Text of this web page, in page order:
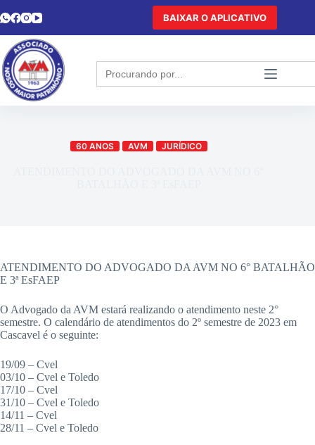
BAIXAR O APLICATIVO
Search
for:
60 ANOS AVM JURÍDICO
ATENDIMENTO DO ADVOGADO DA AVM NO 6° BATALHÃO
E 3ª EsFAEP
O Advogado da AVM estará realizando o atendimento neste 2°
semestre. O calendário de atendimentos do 2º semestre de 2023 em
Cascavel é o seguinte:
19/09 – Cvel
03/10 – Cvel e Toledo
17/10 – Cvel
31/10 – Cvel e Toledo
14/11 – Cvel
28/11 – Cvel e Toledo